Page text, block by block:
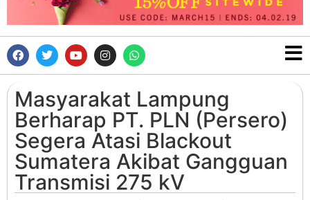
Masyarakat Lampung
Berharap PT. PLN (Persero)
Segera Atasi Blackout
Sumatera Akibat Gangguan
Transmisi 275 kV